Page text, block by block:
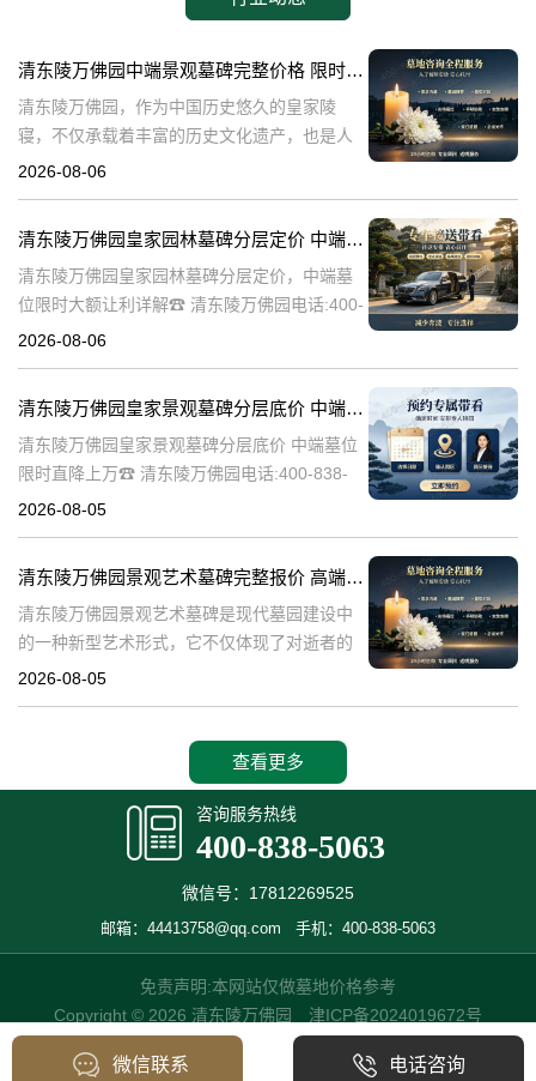
清东陵万佛园中端景观墓碑完整价格 限时减免多年管理费详解
清东陵万佛园，作为中国历史悠久的皇家陵
寝，不仅承载着丰富的历史文化遗产，也是人
们缅怀先人、寄托哀思的重要场所。近年来，
清
2026-08-06
清东陵万佛园皇家园林墓碑分层定价 中端墓位限时大额让利详解
清东陵万佛园皇家园林墓碑分层定价，中端墓
位限时大额让利详解☎ 清东陵万佛园电话:400-
838-5063清东陵万佛园，作为中国历史上著名
2026-08-06
清东陵万佛园皇家景观墓碑分层底价 中端墓位限时直降上万
清东陵万佛园皇家景观墓碑分层底价 中端墓位
限时直降上万☎ 清东陵万佛园电话:400-838-
5063清东陵万佛园，作为中国历史上著名的皇
2026-08-05
清东陵万佛园景观艺术墓碑完整报价 高端墓型大额直降活动详解
清东陵万佛园景观艺术墓碑是现代墓园建设中
的一种新型艺术形式，它不仅体现了对逝者的
尊重和缅怀，更是一种文化艺术的传承。本文
2026-08-05
查看更多
咨询服务热线
400-838-5063
微信号：17812269525
邮箱：44413758@qq.com 手机：400-838-5063
免责声明:本网站仅做墓地价格参考
Copyright © 2026 清东陵万佛园 津ICP备2024019672号
微信联系 电话咨询